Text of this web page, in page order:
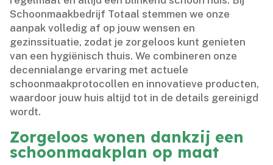
Schoonmaakbedrijf Totaal stemmen we onze
aanpak volledig af op jouw wensen en
gezinssituatie, zodat je zorgeloos kunt genieten
van een hygiënisch thuis.​ We combineren onze
decennialange ervaring met actuele
schoonmaakprotocollen en innovatieve producten,
waardoor jouw huis altijd tot in de details gereinigd
wordt.​
Zorgeloos wonen dankzij een
schoonmaakplan op maat